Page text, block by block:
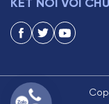
KẾT NỐI VỚI